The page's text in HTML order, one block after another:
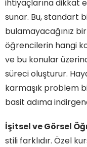
ihtiyaçlarına dikkat
sunar. Bu, standart
bulamayacağınız
öğrencilerin hangi
ve bu konular
süreci oluşturur.
karmaşık problem
basit adıma
İşitsel ve Görsel
stili farklıdır. Özel